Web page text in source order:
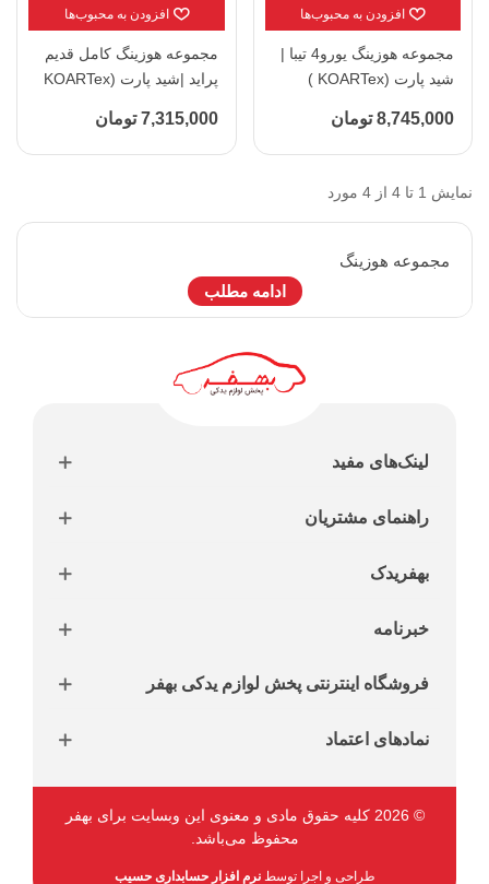
افزودن به محبوب‌ها
مجموعه هوزینگ یورو4 تیبا |
شید پارت (KOARTex )
8,745,000 تومان
افزودن به محبوب‌ها
مجموعه هوزینگ کامل قدیم
پراید |شید پارت (KOARTex
7,315,000 تومان
نمایش 1 تا 4 از 4 مورد
مجموعه هوزينگ
ادامه مطلب
لینک‌های مفید
راهنمای مشتریان
بهفریدک
خبرنامه
فروشگاه اینترنتی پخش لوازم یدکی بهفر
نمادهای اعتماد
طراحی و اجرا توسطنرم افزار حسابداری حسیب
© 2026 کلیه حقوق مادی و معنوی این وبسایت برای بهفر
محفوظ می‌باشد.